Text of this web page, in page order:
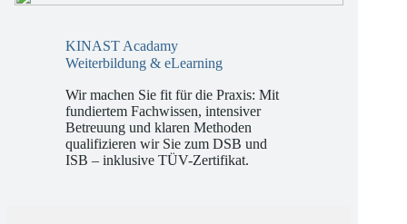
KINAST Acadamy
Weiterbildung & eLearning
Wir machen Sie fit für die Praxis: Mit
fundiertem Fachwissen, intensiver
Betreuung und klaren Methoden
qualifizieren wir Sie zum DSB und
ISB – inklusive TÜV-Zertifikat.